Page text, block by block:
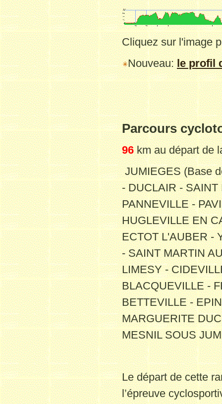
Cliquez sur l'image
Nouveau:le profil
Parcours
96 km au départde
JUMIEGES (Base
- DUCLAIR - SAINT
PANNEVILLE -
HUGLEVILLE EN
ECTOT L'AUBER -
- SAINT MARTIN
LIMESY -
BLACQUEVILLE -
BETTEVILLE -
MARGUERITE
MESNIL SOUS
Le départ de cette
l’épreuve